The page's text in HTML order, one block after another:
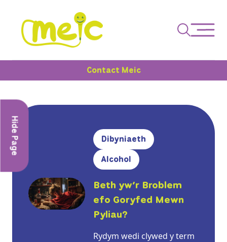
Contact Meic
Hide Page
Dibyniaeth
Alcohol
Beth yw’r Broblem
efo Goryfed Mewn
Pyliau?
Rydym wedi clywed y term